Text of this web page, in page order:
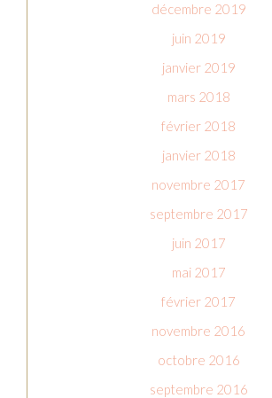
décembre 2019
juin 2019
janvier 2019
mars 2018
février 2018
janvier 2018
novembre 2017
septembre 2017
juin 2017
mai 2017
février 2017
novembre 2016
octobre 2016
septembre 2016